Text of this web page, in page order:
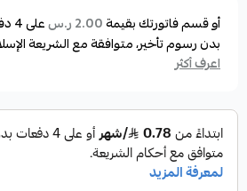
أو قسم فاتورتك بقيمة2.00 ر.س على4
بدون رسوم تأخير، متوافقة مع الشريعة
اعرف أكثر